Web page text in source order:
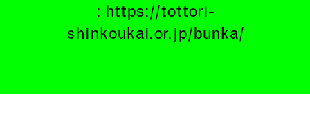
: https://tottori-
shinkoukai.or.jp/bunka/